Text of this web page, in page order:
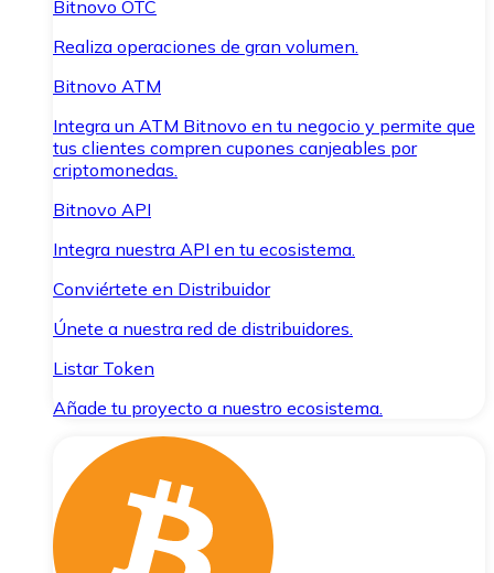
Bitnovo OTC
Realiza operaciones de gran volumen.
Bitnovo ATM
Integra un ATM Bitnovo en tu negocio y permite que
tus clientes compren cupones canjeables por
criptomonedas.
Bitnovo API
Integra nuestra API en tu ecosistema.
Conviértete en Distribuidor
Únete a nuestra red de distribuidores.
Listar Token
Añade tu proyecto a nuestro ecosistema.